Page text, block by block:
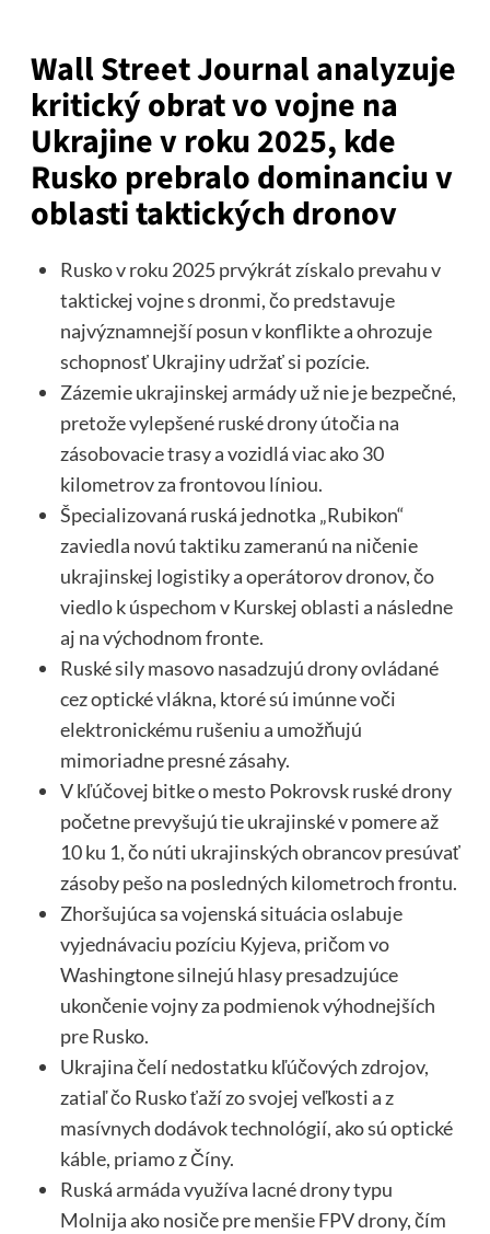
Wall Street Journal analyzuje
kritický obrat vo vojne na
Ukrajine v roku 2025, kde
Rusko prebralo dominanciu v
oblasti taktických dronov
Rusko v roku 2025 prvýkrát získalo prevahu v
taktickej vojne s dronmi, čo predstavuje
najvýznamnejší posun v konflikte a ohrozuje
schopnosť Ukrajiny udržať si pozície.
Zázemie ukrajinskej armády už nie je bezpečné,
pretože vylepšené ruské drony útočia na
zásobovacie trasy a vozidlá viac ako 30
kilometrov za frontovou líniou.
Špecializovaná ruská jednotka „Rubikon“
zaviedla novú taktiku zameranú na ničenie
ukrajinskej logistiky a operátorov dronov, čo
viedlo k úspechom v Kurskej oblasti a následne
aj na východnom fronte.
Ruské sily masovo nasadzujú drony ovládané
cez optické vlákna, ktoré sú imúnne voči
elektronickému rušeniu a umožňujú
mimoriadne presné zásahy.
V kľúčovej bitke o mesto Pokrovsk ruské drony
početne prevyšujú tie ukrajinské v pomere až
10 ku 1, čo núti ukrajinských obrancov presúvať
zásoby pešo na posledných kilometroch frontu.
Zhoršujúca sa vojenská situácia oslabuje
vyjednávaciu pozíciu Kyjeva, pričom vo
Washingtone silnejú hlasy presadzujúce
ukončenie vojny za podmienok výhodnejších
pre Rusko.
Ukrajina čelí nedostatku kľúčových zdrojov,
zatiaľ čo Rusko ťaží zo svojej veľkosti a z
masívnych dodávok technológií, ako sú optické
káble, priamo z Číny.
Ruská armáda využíva lacné drony typu
Molnija ako nosiče pre menšie FPV drony, čím